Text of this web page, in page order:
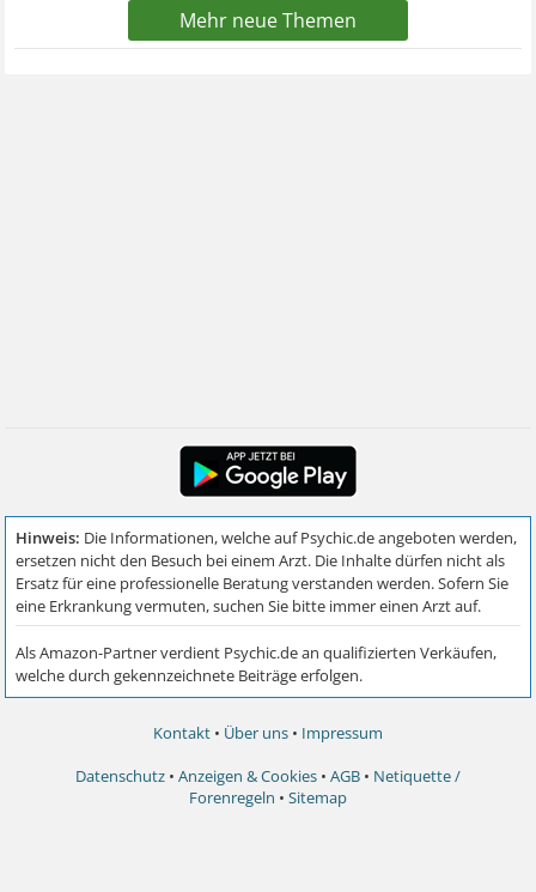
Mehr neue Themen
Kontakt • Über uns • Impressum
Datenschutz • Anzeigen & Cookies • AGB • Netiquette /
Forenregeln • Sitemap